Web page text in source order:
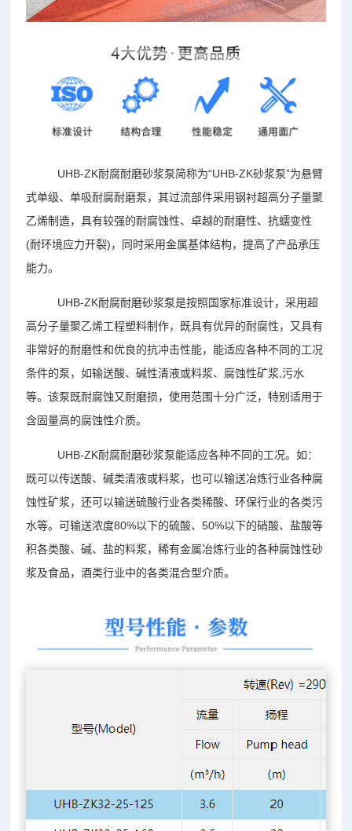
UHB-ZK耐腐耐磨砂浆泵简称为“UHB-ZK砂浆泵”为悬臂
式单级、单吸耐腐耐磨泵，其过流部件采用钢衬超高分子量聚
乙烯制造，具有较强的耐腐蚀性、卓越的耐磨性、抗蠕变性
(耐环境应力开裂)，同时采用金属基体结构，提高了产品承压
能力。
UHB-ZK耐腐耐磨砂浆泵是按照国家标准设计，采用超
高分子量聚乙烯工程塑料制作，既具有优异的耐腐性，又具有
非常好的耐磨性和优良的抗冲击性能，能适应各种不同的工况
条件的泵，如输送酸、碱性清液或料浆、腐蚀性矿浆,污水
等。该泵既耐腐蚀又耐磨损，使用范围十分广泛，特别适用于
含固量高的腐蚀性介质。
UHB-ZK耐腐耐磨砂浆泵能适应各种不同的工况。如：
既可以传送酸、碱类清液或料浆，也可以输送冶炼行业各种腐
蚀性矿浆，还可以输送硫酸行业各类稀酸、环保行业的各类污
水等。可输送浓度80%以下的硫酸、50%以下的硝酸、盐酸等
积各类酸、碱、盐的料浆，稀有金属冶炼行业的各种腐蚀性砂
浆及食品，酒类行业中的各类混合型介质。